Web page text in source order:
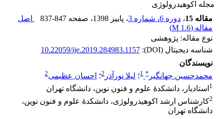
مجله اکوهیدرولوژی
مقاله 15
، دوره 6، شماره 3 ، پاییز 1398 ، صفحه 837-847
اصل
مقاله (1.6 M
)
نوع مقاله: پژوهشی
شناسه دیجیتال (DOI):
10.22059/ije.2019.284983.1157
نویسندگان
محمدحسین جهانگیر *
1؛ لیلا نورآذر 2؛ احسان عظیمی2
1 استادیار، دانشکدۀ علوم و فنون نوین، دانشگاه تهران
2کارشناس ارشد اکوهیدرولوژی، دانشکدۀ علوم و فنون نوین،
دانشگاه تهران